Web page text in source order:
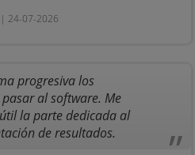
| 24-07-2026
progresiva los
al software. Me
la parte dedicada al
de resultados.